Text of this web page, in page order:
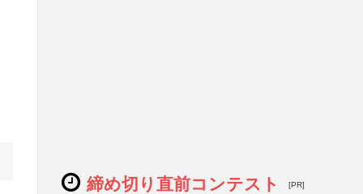
締め切り直前コンテスト [PR]